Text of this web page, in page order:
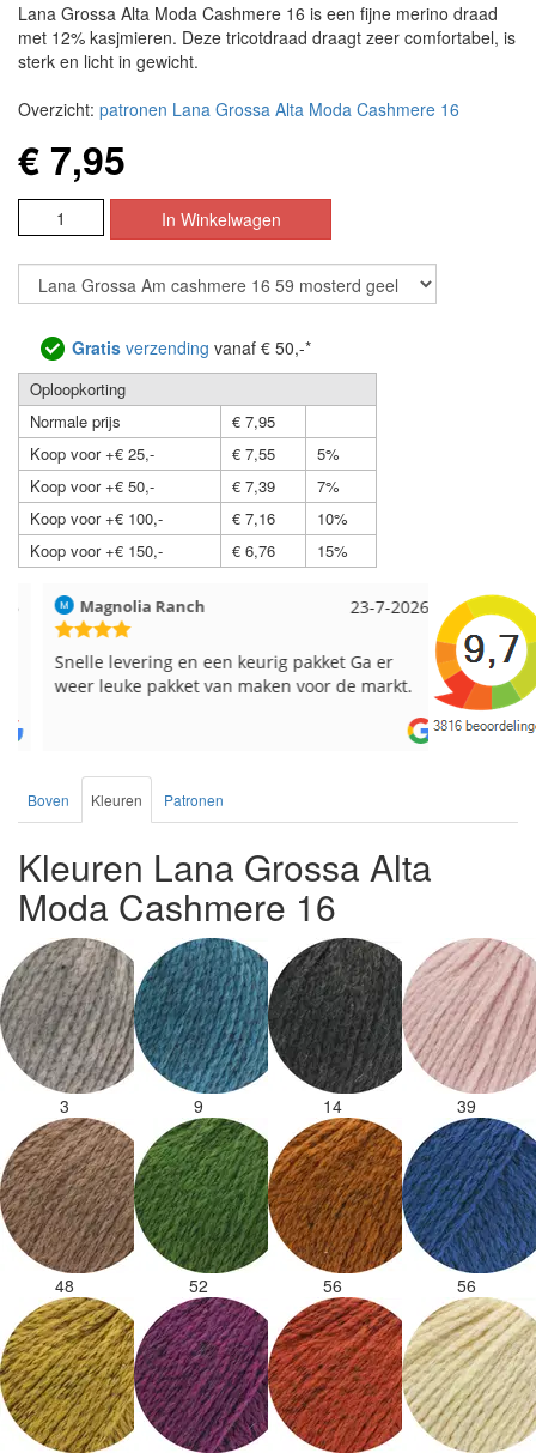
Lana Grossa Alta Moda Cashmere 16 is een fijne merino draad
met 12% kasjmieren. Deze tricotdraad draagt zeer comfortabel, is
sterk en licht in gewicht.
Overzicht: patronen Lana Grossa Alta Moda Cashmere 16
€ 7,95
Gratis verzending vanaf € 50,-*
Oploopkorting
Normale prijs
€ 7,95
Koop voor +€ 25,-
€ 7,55
5%
Koop voor +€ 50,-
€ 7,39
7%
Koop voor +€ 100,-
€ 7,16
10%
Koop voor +€ 150,-
€ 6,76 15%
23-7-2026
Magnolia Ranch
Snelle levering en een keurig pakket Ga er
weer leuke pakket van maken voor de markt.
Hilde uit
Reeds
de service.
Boven Kleuren Patronen
Kleuren Lana Grossa Alta
Moda Cashmere 16
3 9 14 39
48 52 56 56